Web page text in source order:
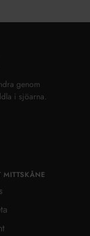
MittSkåne
genom
i sjöarna.